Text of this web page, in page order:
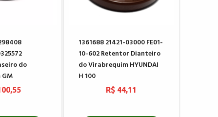
do
1361688 21421-03000 FE01-
10-602 Retentor Dianteiro
do Virabrequim HYUNDAI
H 100
R$ 44,11